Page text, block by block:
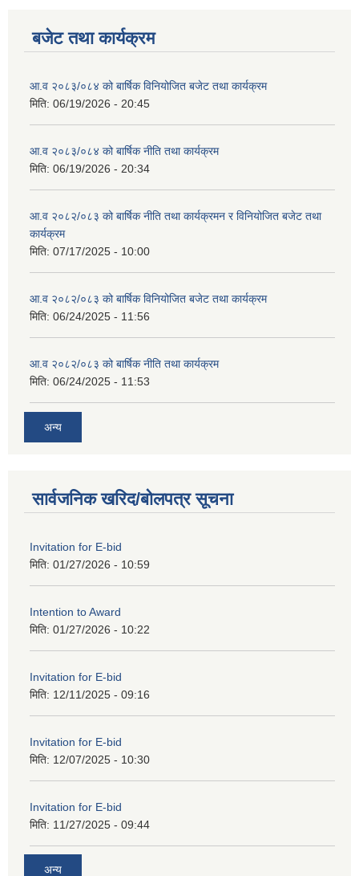
बजेट तथा कार्यक्रम
आ.व २०८३/०८४ को बार्षिक विनियोजित बजेट तथा कार्यक्रम
मिति: 06/19/2026 - 20:45
आ.व २०८३/०८४ को बार्षिक नीति तथा कार्यक्रम
मिति: 06/19/2026 - 20:34
आ.व २०८२/०८३ को बार्षिक नीति तथा कार्यक्रमन र विनियोजित बजेट तथा
कार्यक्रम
मिति: 07/17/2025 - 10:00
आ.व २०८२/०८३ को बार्षिक विनियोजित बजेट तथा कार्यक्रम
मिति: 06/24/2025 - 11:56
आ.व २०८२/०८३ को बार्षिक नीति तथा कार्यक्रम
मिति: 06/24/2025 - 11:53
अन्य
सार्वजनिक खरिद/बोलपत्र सूचना
Invitation for E-bid
मिति: 01/27/2026 - 10:59
Intention to Award
मिति: 01/27/2026 - 10:22
Invitation for E-bid
मिति: 12/11/2025 - 09:16
Invitation for E-bid
मिति: 12/07/2025 - 10:30
Invitation for E-bid
मिति: 11/27/2025 - 09:44
अन्य